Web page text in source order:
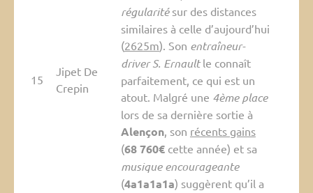
15
Jipet De
Crepin
régularitésur des distances
similaires à celle d’aujourd’hui
(2625m). Son entraîneur-
driver S. Ernaultle connaît
parfaitement, ce qui est un
atout. Malgré une 4ème place
lors de sa dernière sortie à
Alençon, son récents gains
(68 760€cette année) et sa
musique encourageante
(4a1a1a1a) suggèrent qu’il a